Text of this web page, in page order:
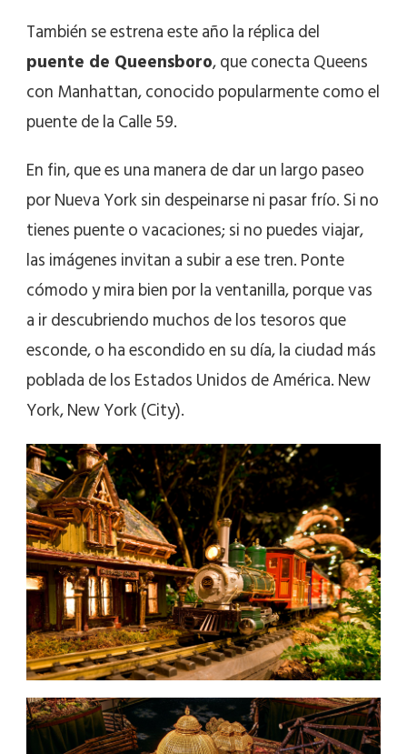
También se estrena este año la réplica del
puente de Queensboro, que conecta Queens
con Manhattan, conocido popularmente como el
puente de la Calle 59.
En fin, que es una manera de dar un largo paseo
por Nueva York sin despeinarse ni pasar frío. Si no
tienes puente o vacaciones; si no puedes viajar,
las imágenes invitan a subir a ese tren. Ponte
cómodo y mira bien por la ventanilla, porque vas
a ir descubriendo muchos de los tesoros que
esconde, o ha escondido en su día, la ciudad más
poblada de los Estados Unidos de América. New
York, New York (City).